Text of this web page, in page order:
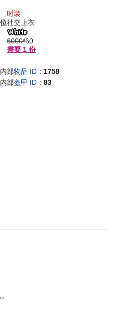
时装
社交上衣
6000*60
需要 1 份
内部物品 ID： 1758
内部盔甲 ID： 83